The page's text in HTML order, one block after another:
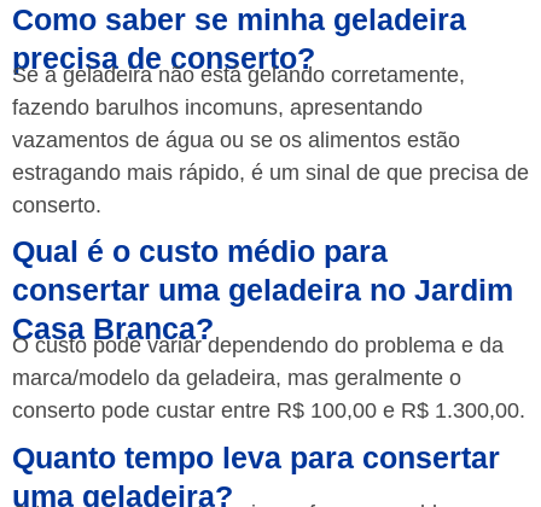
Como saber se minha geladeira
precisa de conserto?
Se a geladeira não está gelando corretamente,
fazendo barulhos incomuns, apresentando
vazamentos de água ou se os alimentos estão
estragando mais rápido, é um sinal de que precisa de
conserto.
Qual é o custo médio para
consertar uma geladeira no Jardim
Casa Branca?
O custo pode variar dependendo do problema e da
marca/modelo da geladeira, mas geralmente o
conserto pode custar entre R$ 100,00 e R$ 1.300,00.
Quanto tempo leva para consertar
uma geladeira?